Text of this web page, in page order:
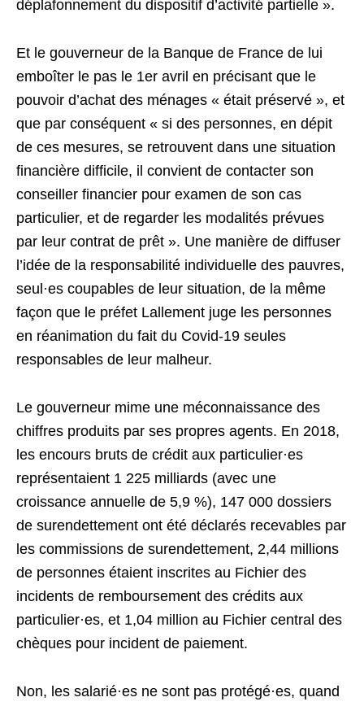
déplafonnement du dispositif d’activité partielle ».
Et le gouverneur de la Banque de France de lui
emboîter le pas le 1er avril en précisant que le
pouvoir d’achat des ménages « était préservé », et
que par conséquent « si des personnes, en dépit
de ces mesures, se retrouvent dans une situation
financière difficile, il convient de contacter son
conseiller financier pour examen de son cas
particulier, et de regarder les modalités prévues
par leur contrat de prêt ». Une manière de diffuser
l’idée de la responsabilité individuelle des pauvres,
seul·es coupables de leur situation, de la même
façon que le préfet Lallement juge les personnes
en réanimation du fait du Covid-19 seules
responsables de leur malheur.
Le gouverneur mime une méconnaissance des
chiffres produits par ses propres agents. En 2018,
les encours bruts de crédit aux particulier·es
représentaient 1 225 milliards (avec une
croissance annuelle de 5,9 %), 147 000 dossiers
de surendettement ont été déclarés recevables par
les commissions de surendettement, 2,44 millions
de personnes étaient inscrites au Fichier des
incidents de remboursement des crédits aux
particulier·es, et 1,04 million au Fichier central des
chèques pour incident de paiement.
Non, les salarié·es ne sont pas protégé·es, quand